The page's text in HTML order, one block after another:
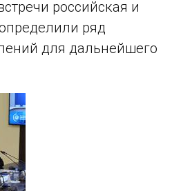
российская и
ряд
для дальнейшего